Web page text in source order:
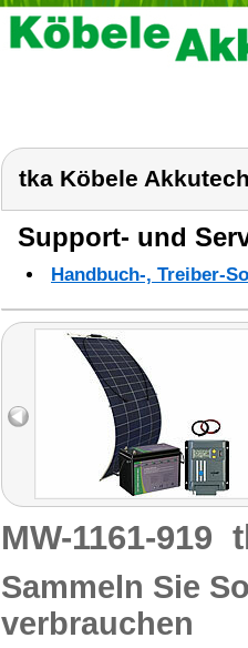
tka Köbele
Support- und
Handbuch-, Treiber-
MW-1161-919
Sammeln Sie
verbrauchen